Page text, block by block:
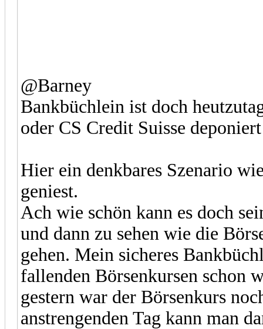
@Barney
Bankbüchlein ist doch
oder CS Credit Suisse
Hier ein denkbares Szenario
geniest.
Ach wie schön kann es doch
und dann zu sehen wie die
gehen. Mein sicheres
fallenden Börsenkursen schon
gestern war der Börsenkurs
anstrengenden Tag kann man